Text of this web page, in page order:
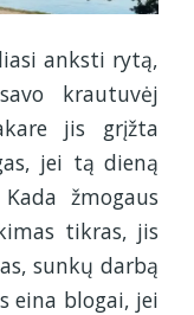
anksti rytą,
krautuvėj
jis grįžta
jei tą dieną
žmogaus
tikras, jis
sunkų darbą
eina blogai, jei